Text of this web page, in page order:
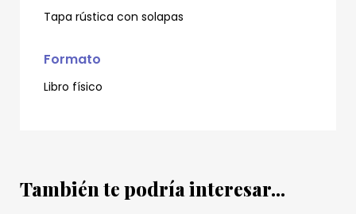
Tapa rústica con solapas
Formato
Libro físico
También te podría interesar...